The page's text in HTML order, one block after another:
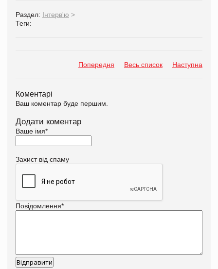
Раздел: Інтерв'ю >
Теги:
Попередня Весь список Наступна
Коментарі
Ваш коментар буде першим.
Додати коментар
Ваше імя*
Захист від спаму
Повідомлення*